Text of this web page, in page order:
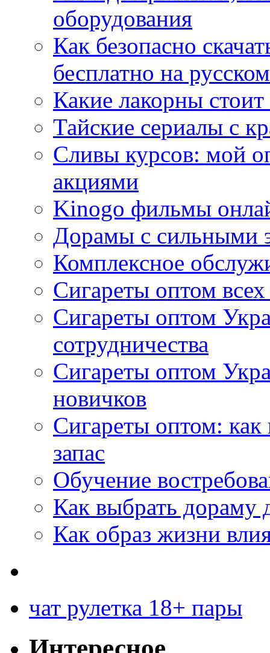
оборудования
Как безопасно
бесплатно на
Какие лакорны
Тайские сериалы с
Сливы курсов: мой
акциями
Kinogo фильмы
Дорамы с сильными
Комплексное
Сигареты оптом
Сигареты оптом
сотрудничества
Сигареты оптом
новичков
Сигареты оптом:
запас
Обучение
Как выбрать дораму
Как образ жизни
чат рулетка 18+ пары